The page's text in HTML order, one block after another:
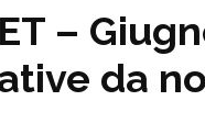
–
da